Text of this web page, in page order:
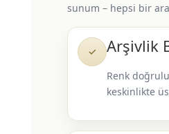
sunum – hepsi bir
✓ Arşivlik
Renk
keskinlikte